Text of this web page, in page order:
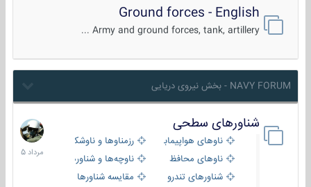
Ground forces - English
Army and ground forces, tank, artillery ...
NAVY FORUM - بخش نیروی دریایی
شناورهای سطحی
ناوهای هواپیمابر و بالگرد بررزمناوها و ناوشکن‌ها
ناوهای محافظ
ناوچه‌ها و شناورهای گشتی
شناورهای تندرو
مقایسه شناورها
2
مرداد
1405